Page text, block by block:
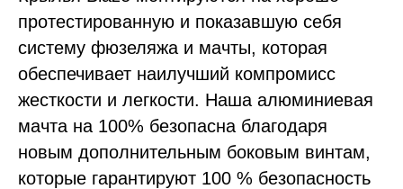
протестированную и показавшую себя
систему фюзеляжа и мачты, которая
обеспечивает наилучший компромисс
жесткости и легкости. Наша алюминиевая
мачта на 100% безопасна благодаря
новым дополнительным боковым винтам,
которые гарантируют 100 % безопасность